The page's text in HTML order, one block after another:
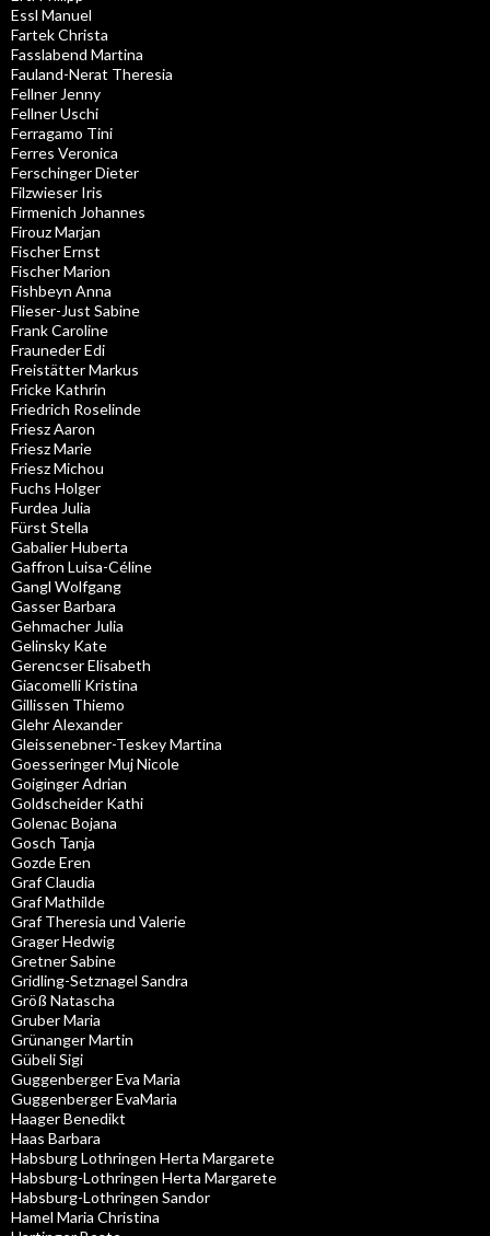
Essl Manuel
Fartek Christa
Fasslabend Martina
Fauland-Nerat Theresia
Fellner Jenny
Fellner Uschi
Ferragamo Tini
Ferres Veronica
Ferschinger Dieter
Filzwieser Iris
Firmenich Johannes
Firouz Marjan
Fischer Ernst
Fischer Marion
Fishbeyn Anna
Flieser-Just Sabine
Frank Caroline
Frauneder Edi
Freistätter Markus
Fricke Kathrin
Friedrich Roselinde
Friesz Aaron
Friesz Marie
Friesz Michou
Fuchs Holger
Furdea Julia
Fürst Stella
Gabalier Huberta
Gaffron Luisa-Céline
Gangl Wolfgang
Gasser Barbara
Gehmacher Julia
Gelinsky Kate
Gerencser Elisabeth
Giacomelli Kristina
Gillissen Thiemo
Glehr Alexander
Gleissenebner-Teskey Martina
Goesseringer Muj Nicole
Goiginger Adrian
Goldscheider Kathi
Golenac Bojana
Gosch Tanja
Gozde Eren
Graf Claudia
Graf Mathilde
Graf Theresia und Valerie
Grager Hedwig
Gretner Sabine
Gridling-Setznagel Sandra
Größ Natascha
Gruber Maria
Grünanger Martin
Gübeli Sigi
Guggenberger Eva Maria
Guggenberger EvaMaria
Haager Benedikt
Haas Barbara
Habsburg Lothringen Herta Margarete
Habsburg-Lothringen Herta Margarete
Habsburg-Lothringen Sandor
Hamel Maria Christina